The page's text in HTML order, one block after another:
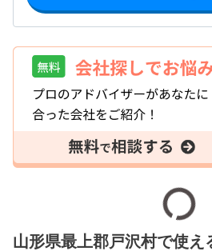
山形県最上郡戸沢村で使え